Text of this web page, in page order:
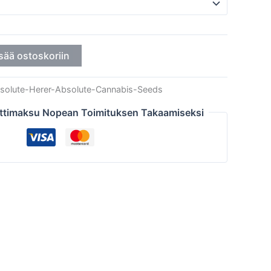
ostoskoriin
Herer-Absolute-Cannabis-Seeds
Nopean Toimituksen Takaamiseksi